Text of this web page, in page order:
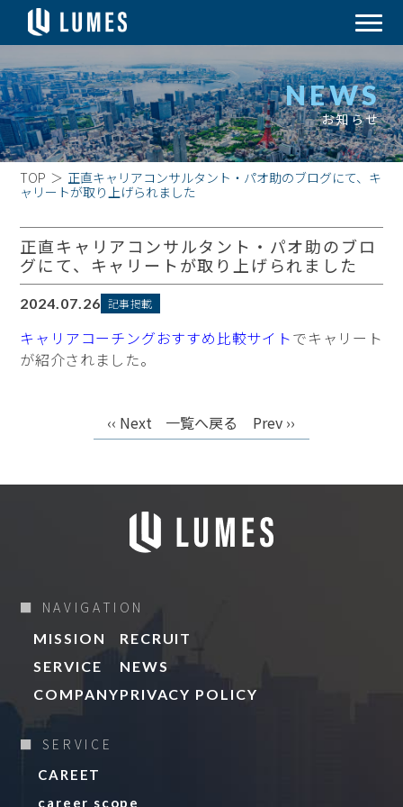
NEWS
お知らせ
TOP ＞ 正直キャリアコンサルタント・パオ助のブログにて、キ
ャリートが取り上げられました
正直キャリアコンサルタント・パオ助のブロ
グにて、キャリートが取り上げられました
2024.07.26 記事掲載
キャリアコーチングおすすめ比較サイトでキャリート
が紹介されました。
‹‹ Next 一覧へ戻る Prev ››
■ NAVIGATION
MISSION
SERVICE
COMPANY
RECRUIT
NEWS
PRIVACY POLICY
■ SERVICE
CAREET
career scope